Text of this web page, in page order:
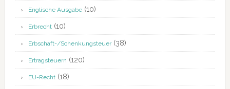
Englische Ausgabe(10)
Erbrecht(10)
Erbschaft-/Schenkungsteuer(38)
Ertragsteuern (120)
EU-Recht(18)